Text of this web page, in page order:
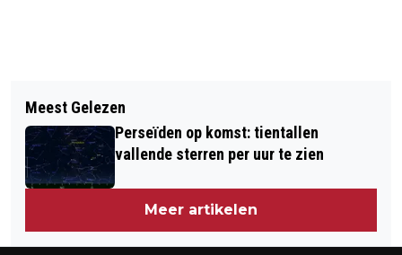
KABINET SNIJDT IN HOGE
PROMOTIEBONUSSEN OP
UNIVERSITEITEN
BEJAARD STEL NAAR RECHTER OM
HULP TE BEHOUDEN
Meest Gelezen
Perseïden op komst: tientallen
vallende sterren per uur te zien
Meer artikelen